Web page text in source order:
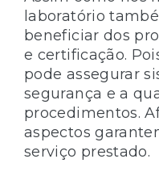
laboratório
beneficiar dos
e certificação.
pode assegurar
segurança e a
procedimentos.
aspectos
serviço prestado.